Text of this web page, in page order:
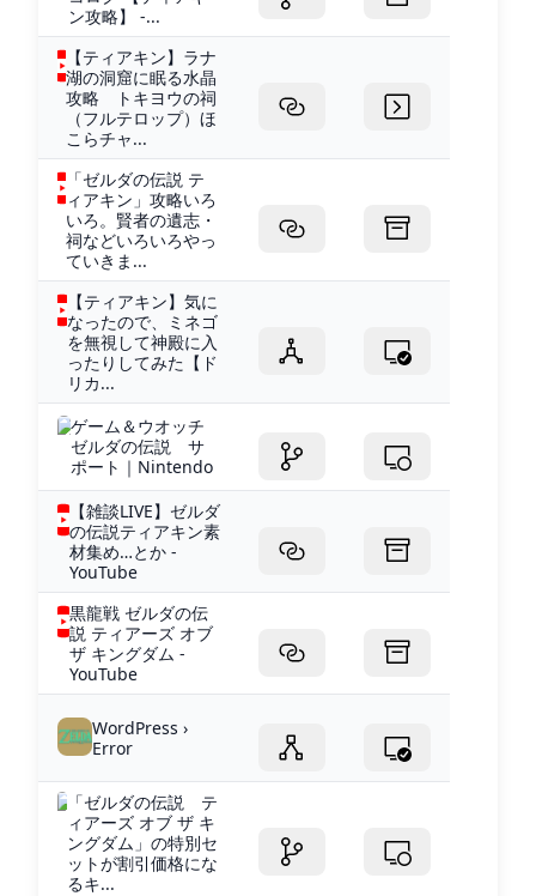
ン攻略】 -...
【ティアキン】ラナ
湖の洞窟に眠る水晶
攻略 トキヨウの祠
（フルテロップ）ほ
こらチャ...
「ゼルダの伝説 テ
ィアキン」攻略いろ
いろ。賢者の遺志・
祠などいろいろやっ
ていきま...
【ティアキン】気に
なったので、ミネゴ
を無視して神殿に入
ったりしてみた【ド
リカ...
ゲーム＆ウオッチ
ゼルダの伝説 サ
ポート｜Nintendo
【雑談LIVE】ゼルダ
の伝説ティアキン素
材集め…とか -
YouTube
黒龍戦 ゼルダの伝
説 ティアーズ オブ
ザ キングダム -
YouTube
WordPress ›
Error
「ゼルダの伝説 テ
ィアーズ オブ ザ キ
ングダム」の特別セ
ットが割引価格にな
るキ...